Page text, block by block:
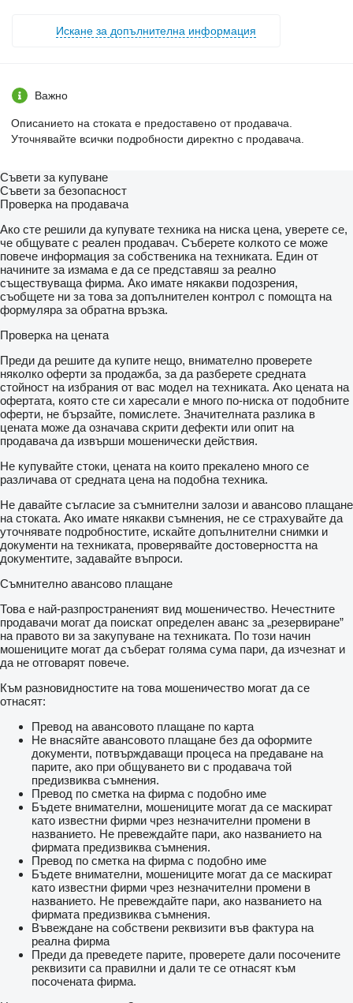
Искане за допълнителна информация
Важно
Описанието на стоката е предоставено от продавача.
Уточнявайте всички подробности директно с продавача.
Съвети за купуване
Съвети за безопасност
Проверка на продавача
Ако сте решили да купувате техника на ниска цена, уверете се,
че общувате с реален продавач. Съберете колкото се може
повече информация за собственика на техниката. Един от
начините за измама е да се представяш за реално
съществуваща фирма. Ако имате някакви подозрения,
съобщете ни за това за допълнителен контрол с помощта на
формуляра за обратна връзка.
Проверка на цената
Преди да решите да купите нещо, внимателно проверете
няколко оферти за продажба, за да разберете средната
стойност на избрания от вас модел на техниката. Ако цената на
офертата, която сте си харесали е много по-ниска от подобните
оферти, не бързайте, помислете. Значителната разлика в
цената може да означава скрити дефекти или опит на
продавача да извърши мошенически действия.
Не купувайте стоки, цената на които прекалено много се
различава от средната цена на подобна техника.
Не давайте съгласие за съмнителни залози и авансово плащане
на стоката. Ако имате някакви съмнения, не се страхувайте да
уточнявате подробностите, искайте допълнителни снимки и
документи на техниката, проверявайте достоверността на
документите, задавайте въпроси.
Съмнително авансово плащане
Това е най-разпространеният вид мошеничество. Нечестните
продавачи могат да поискат определен аванс за „резервиране”
на правото ви за закупуване на техниката. По този начин
мошениците могат да съберат голяма сума пари, да изчезнат и
да не отговарят повече.
Към разновидностите на това мошеничество могат да се
отнасят:
Превод на авансовото плащане по карта
Не внасяйте авансовото плащане без да оформите
документи, потвърждаващи процеса на предаване на
парите, ако при общуването ви с продавача той
предизвиква съмнения.
Превод по сметка на фирма с подобно име
Бъдете внимателни, мошениците могат да се маскират
като известни фирми чрез незначителни промени в
названието. Не превеждайте пари, ако названието на
фирмата предизвиква съмнения.
Превод по сметка на фирма с подобно име
Бъдете внимателни, мошениците могат да се маскират
като известни фирми чрез незначителни промени в
названието. Не превеждайте пари, ако названието на
фирмата предизвиква съмнения.
Въвеждане на собствени реквизити във фактура на
реална фирма
Преди да преведете парите, проверете дали посочените
реквизити са правилни и дали те се отнасят към
посочената фирма.